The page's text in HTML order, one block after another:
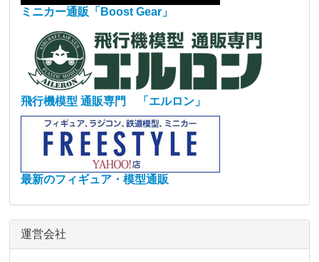
ミニカー通販「Boost Gear」
飛行機模型 通販専門 「エルロン」
最新のフィギュア・模型通販
運営会社